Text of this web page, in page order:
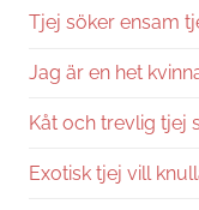
Tjej söker ensam
Jag är en het
Kåt och trevlig tjej
Exotisk tjej vill